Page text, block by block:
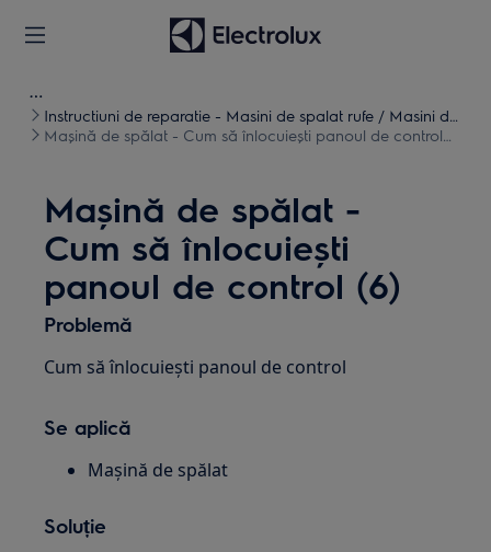
Instructiuni de reparatie - Masini de spalat rufe / Masini de
spalat uscate
Mașină de spălat - Cum să înlocuiești panoul de control
Mașină de spălat -
Cum să înlocuiești
panoul de control (6)
Problemă
Cum să înlocuiești panoul de control
Se aplică
Mașină de spălat
Soluție